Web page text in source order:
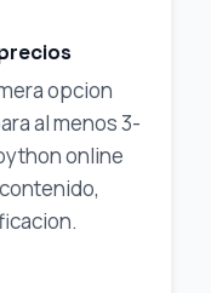
opcion
al menos 3-
online